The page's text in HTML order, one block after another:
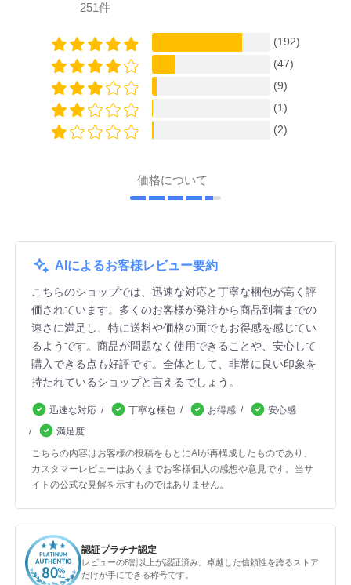
251件
(192)
(47)
(9)
(1)
(2)
価格について
AIによるお客様レビュー要約
こちらのショップでは、迅速な対応と丁寧な梱包が高く評
価されています。多くのお客様が発注から商品到着までの
速さに満足し、特に送料や価格の面でもお得感を感じてい
るようです。商品が問題なく使用できることや、安心して
購入できる点も好評です。全体として、非常に良い印象を
持たれているショップと言えるでしょう。
迅速な対応 丁寧な梱包 お得感
安心感
満足度
こちらの内容はお客様の投稿をもとにAIが再構成したものであり、
カスタマーレビューはあくまでお客様個人の感想や意見です。当サ
イトの公式な見解を示すものではありません。
認証プラチナ認定
レビューの8割以上が認証済み。卓越した信頼性を誇るストア
だけが手にできる称号です。